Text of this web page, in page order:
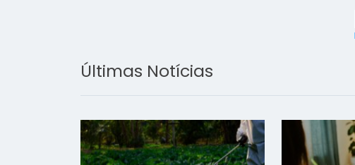
Últimas Notícias